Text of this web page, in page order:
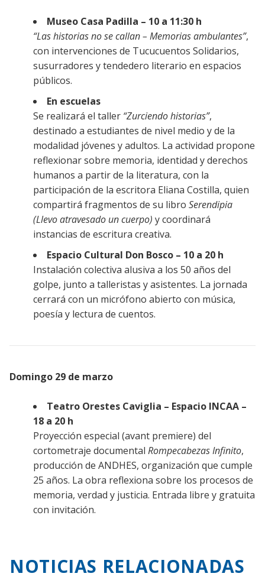
Museo Casa Padilla – 10 a 11:30 h
“Las historias no se callan – Memorias ambulantes”,
con intervenciones de Tucucuentos Solidarios,
susurradores y tendedero literario en espacios
públicos.
En escuelas
Se realizará el taller “Zurciendo historias”,
destinado a estudiantes de nivel medio y de la
modalidad jóvenes y adultos. La actividad propone
reflexionar sobre memoria, identidad y derechos
humanos a partir de la literatura, con la
participación de la escritora Eliana Costilla, quien
compartirá fragmentos de su libro Serendipia
(Llevo atravesado un cuerpo) y coordinará
instancias de escritura creativa.
Espacio Cultural Don Bosco – 10 a 20 h
Instalación colectiva alusiva a los 50 años del
golpe, junto a talleristas y asistentes. La jornada
cerrará con un micrófono abierto con música,
poesía y lectura de cuentos.
Domingo 29 de marzo
Teatro Orestes Caviglia – Espacio INCAA –
18 a 20 h
Proyección especial (avant premiere) del
cortometraje documental Rompecabezas Infinito,
producción de ANDHES, organización que cumple
25 años. La obra reflexiona sobre los procesos de
memoria, verdad y justicia. Entrada libre y gratuita
con invitación.
NOTICIAS RELACIONADAS